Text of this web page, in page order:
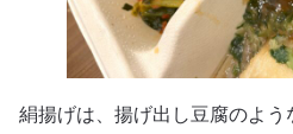
絹揚げは、揚げ出し豆腐のよ